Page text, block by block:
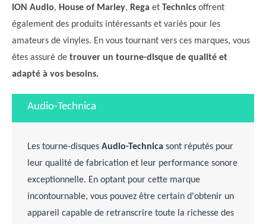
ION Audio, House of Marley, Rega et Technics offrent
également des produits intéressants et variés pour les
amateurs de vinyles. En vous tournant vers ces marques, vous
êtes assuré de trouver un tourne-disque de qualité et
adapté à vos besoins.
Audio-Technica
Les tourne-disques Audio-Technica sont réputés pour
leur qualité de fabrication et leur performance sonore
exceptionnelle. En optant pour cette marque
incontournable, vous pouvez être certain d'obtenir un
appareil capable de retranscrire toute la richesse des